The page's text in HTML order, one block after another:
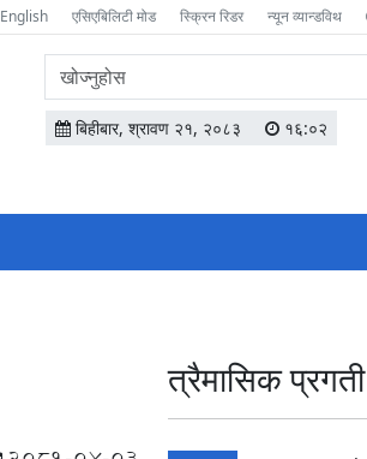
English एसिएबिलिटी मोड स्क्रिन रिडर न्यून व्यान्डविथ
वेबसाइटमा
सामग्री
खोज्नुहोस
बिहीबार, श्रावण २१, २०८३ १६:०२
त्रैमासिक